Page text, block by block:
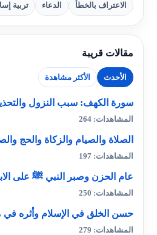
الاعتراف بالخطأ الدعاء تربية
مقالات قريبة
الأحدث الأكثر مشاهدة
سورة الكهف: سبب النزول
المشاهدات: 264
الصلاة والصيام والزكاة والحج
المشاهدات: 197
عام الحزن وصبر النبي ﷺ على
المشاهدات: 250
حسن الخلق في الإسلام وأثره في
المشاهدات: 279